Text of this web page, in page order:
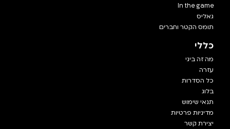
In the game
גאליס
תומס הקטר וחברים
כללי
מה זה ביגי
עזרה
כל הסדרות
בלוג
תנאי שימוש
מדיניות פרטיות
יצירת קשר